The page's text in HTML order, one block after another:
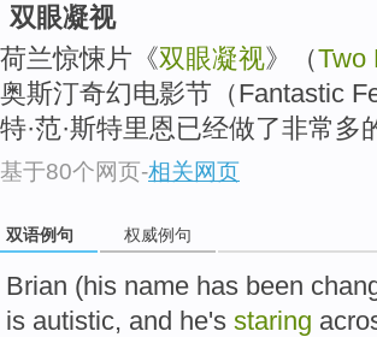
双眼凝视
荷兰惊悚片《双眼凝视》（Two
奥斯汀奇幻电影节（Fantastic
特·范·斯特里恩已经做了非常
基于80个网页-相关网页
双语例句 权威例句
Brian (his name has been
is autistic, and he's staring